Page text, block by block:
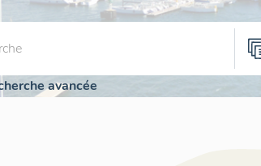
avancée